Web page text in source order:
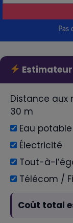
Distance aux
30 m
Eau potable
Électricité
Tout-à-
Télécom /
Coût total